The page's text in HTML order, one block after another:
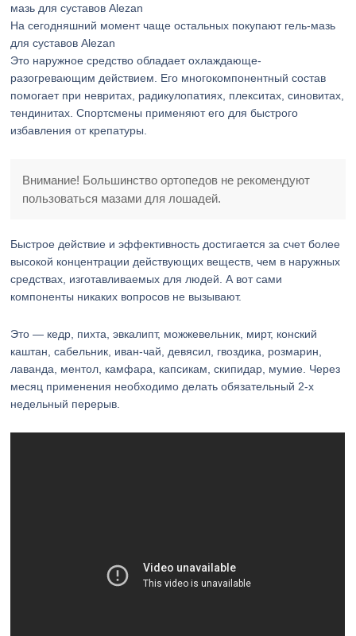
На сегодняшний момент чаще остальных покупают гель-мазь
для суставов Alezan
Это наружное средство обладает охлаждающе-
разогревающим действием. Его многокомпонентный состав
помогает при невритах, радикулопатиях, плекситах, синовитах,
тендинитах. Спортсмены применяют его для быстрого
избавления от крепатуры.
Внимание! Большинство ортопедов не рекомендуют
пользоваться мазами для лошадей.
Быстрое действие и эффективность достигается за счет более
высокой концентрации действующих веществ, чем в наружных
средствах, изготавливаемых для людей. А вот сами
компоненты никаких вопросов не вызывают.
Это — кедр, пихта, эвкалипт, можжевельник, мирт, конский
каштан, сабельник, иван-чай, девясил, гвоздика, розмарин,
лаванда, ментол, камфара, капсикам, скипидар, мумие. Через
месяц применения необходимо делать обязательный 2-х
недельный перерыв.